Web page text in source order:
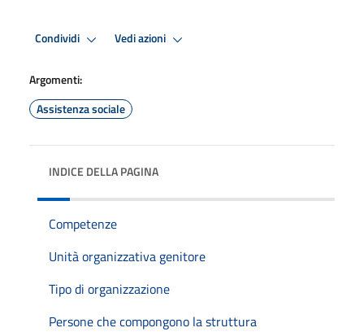
Condividi Vedi azioni
Argomenti:
Assistenza sociale
INDICE DELLA PAGINA
Competenze
Unità organizzativa genitore
Tipo di organizzazione
Persone che compongono la struttura